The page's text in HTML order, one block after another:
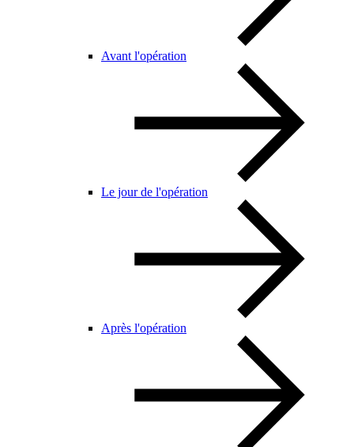
Avant l'opération
Le jour de l'opération
Après l'opération